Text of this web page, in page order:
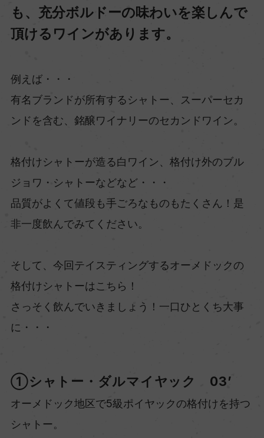
も、充分ボルドーの味わいを楽しんで
頂けるワインがあります。
例えば・・・
有名ブランドが所有するシャトー、スーパーセカ
ンドを含む、銘醸ワイナリーのセカンドワイン。
格付けシャトーが造る白ワイン、格付け外のブル
ジョワ・シャトーなどなど・・・
品質がよくて値段も手ごろなものもたくさん！是
非一度飲んでみてください。
そして、今回テイスティングするオーメドックの
格付けシャトーはこちら！
さっそく飲んでいきましょう！一口ひとくち大事
に・・・
①シャトー・ダルマイヤック 03’
オーメドック地区で5級ポイヤックの格付けを持つ
シャトー。